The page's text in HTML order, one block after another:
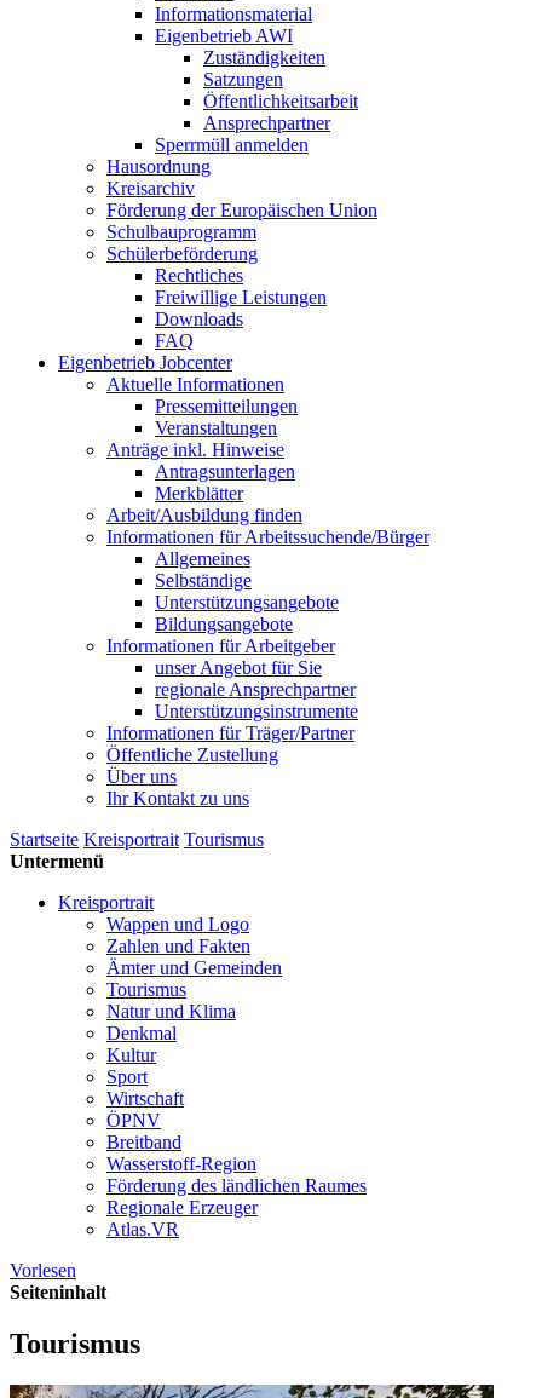
Informationsmaterial
Eigenbetrieb AWI
Zuständigkeiten
Satzungen
Öffentlichkeitsarbeit
Ansprechpartner
Sperrmüll anmelden
Hausordnung
Kreisarchiv
Förderung der Europäischen Union
Schulbauprogramm
Schülerbeförderung
Rechtliches
Freiwillige Leistungen
Downloads
FAQ
Eigenbetrieb Jobcenter
Aktuelle Informationen
Pressemitteilungen
Veranstaltungen
Anträge inkl. Hinweise
Antragsunterlagen
Merkblätter
Arbeit/Ausbildung finden
Informationen für Arbeitssuchende/Bürger
Allgemeines
Selbständige
Unterstützungs­angebote
Bildungsangebote
Informationen für Arbeitgeber
unser Angebot für Sie
regionale Ansprechpartner
Unterstützungs­instrumente
Informationen für Träger/Partner
Öffentliche Zustellung
Über uns
Ihr Kontakt zu uns
Startseite Kreisportrait Tourismus
Untermenü
Kreisportrait
Wappen und Logo
Zahlen und Fakten
Ämter und Gemeinden
Tourismus
Natur und Klima
Denkmal
Kultur
Sport
Wirtschaft
ÖPNV
Breitband
Wasserstoff-Region
Förderung des ländlichen Raumes
Regionale Erzeuger
Atlas.VR
Vorlesen
Seiteninhalt
Tourismus